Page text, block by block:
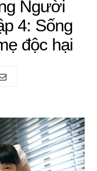
Người
4: Sống
độc hại